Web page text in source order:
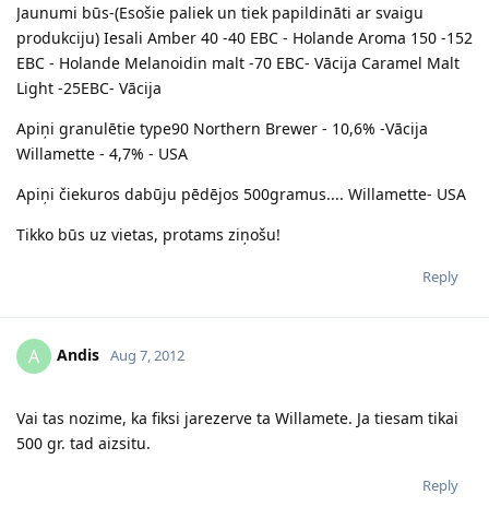
Jaunumi būs-(Esošie paliek un tiek papildināti ar svaigu
produkciju) Iesali Amber 40 -40 EBC - Holande Aroma 150 -152
EBC - Holande Melanoidin malt -70 EBC- Vācija Caramel Malt
Light -25EBC- Vācija
Apiņi granulētie type90 Northern Brewer - 10,6% -Vācija
Willamette - 4,7% - USA
Apiņi čiekuros dabūju pēdējos 500gramus.... Willamette- USA
Tikko būs uz vietas, protams ziņošu!
Reply
A Andis Aug 7, 2012
Vai tas nozime, ka fiksi jarezerve ta Willamete. Ja tiesam tikai
500 gr. tad aizsitu.
Reply